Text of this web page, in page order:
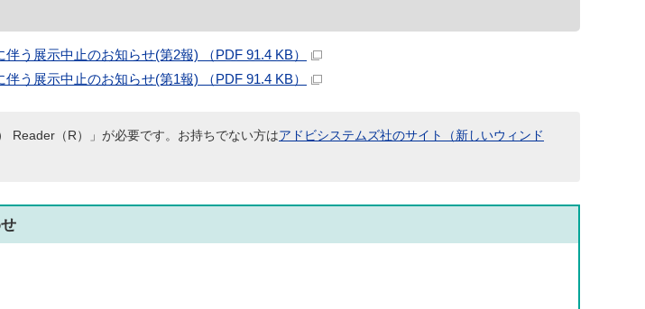
う展示中止のお知らせ(第2報) （PDF 91.4 KB）
う展示中止のお知らせ(第1報) （PDF 91.4 KB）
Reader（R）」が必要です。お持ちでない方はアドビシステムズ社のサイト（新しいウィンド